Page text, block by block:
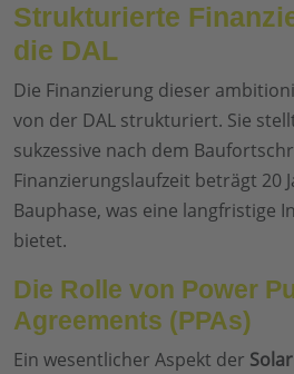
Strukturierte
die DAL
Die Finanzierung dieser
von der DAL strukturiert. Sie
sukzessive nach dem
Finanzierungslaufzeit beträgt 20
Bauphase, was eine langfristige
bietet.
Die Rolle von Power
Agreements (PPAs)
Ein wesentlicher Aspekt der